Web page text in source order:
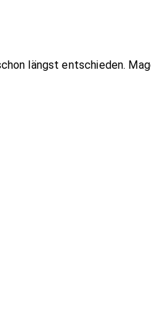
längst entschieden.